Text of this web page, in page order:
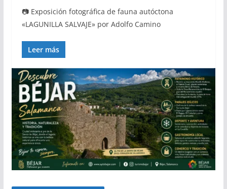
📷 Exposición fotográfica de fauna autóctona
«LAGUNILLA SALVAJE» por Adolfo Camino
Leer más